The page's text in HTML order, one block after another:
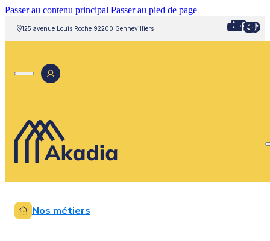
Passer au contenu principal Passer au pied de page
125 avenue Louis Roche 92200 Gennevilliers
Nos métiers